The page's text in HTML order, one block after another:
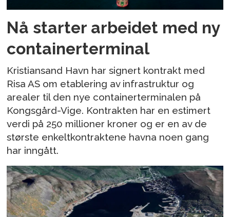
Nå starter arbeidet med ny
containerterminal
Kristiansand Havn har signert kontrakt med
Risa AS om etablering av infrastruktur og
arealer til den nye containerterminalen på
Kongsgård-Vige. Kontrakten har en estimert
verdi på 250 millioner kroner og er en av de
største enkeltkontraktene havna noen gang
har inngått.